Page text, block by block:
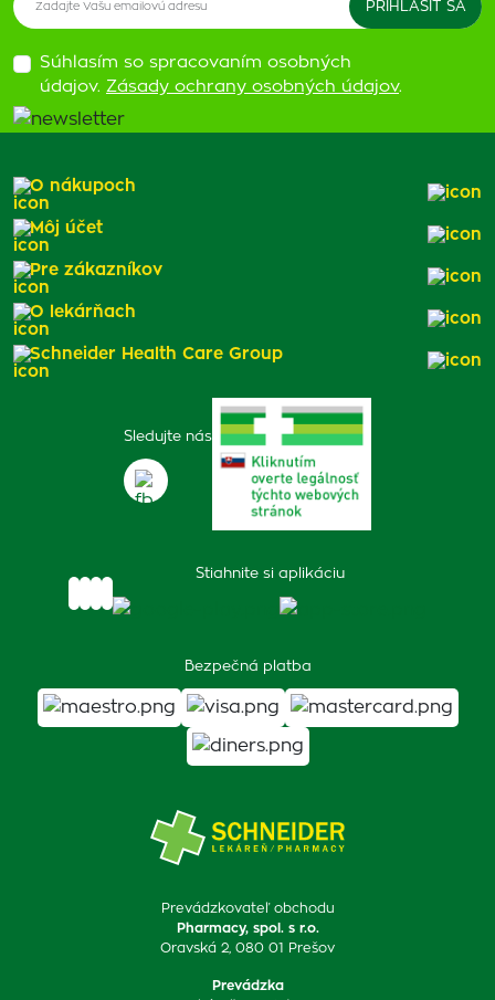
Súhlasím so spracovaním osobných
údajov. Zásady ochrany osobných údajov.
Prevádzkovateľ obchodu
Pharmacy, spol. s r.o.
Oravská 2, 080 01 Prešov
Prevádzka
Sledujte nás
Stiahnite si aplikáciu
Bezpečná platba
O nákupoch
Môj účet
Pre zákazníkov
O lekárňach
Schneider Health Care Group